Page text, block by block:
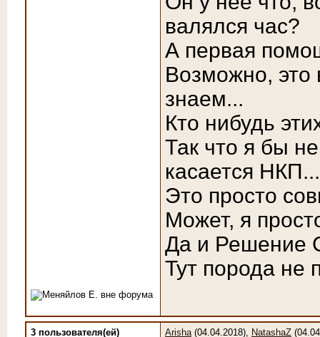
валялся час?
А первая
Возможно, это
знаем...
Кто нибудь
Так что я бы
касается НКП...
Это просто
Может, я
Да и Решение
Тут порода не
3 пользователя(ей)
Arisha(04.04.2018), NatashaZ